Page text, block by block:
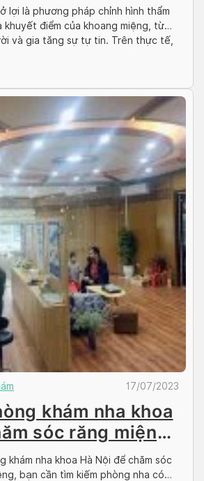
lợi là phương pháp chỉnh hình thẩm
khuyết điểm của khoang miệng, từ
và gia tăng sự tự tin. Trên thực tế,
lo lắng đến biến chứng hậu phẫu
17/07/2023
khám nha khoa
sóc răng miệng
khám nha khoa Hà Nội để chăm sóc
bạn cần tìm kiếm phòng nha có